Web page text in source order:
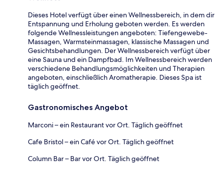
Dieses Hotel verfügt über einen Wellnessbereich, in dem dir
Entspannung und Erholung geboten werden. Es werden
folgende Wellnessleistungen angeboten: Tiefengewebe-
Massagen, Warmsteinmassagen, klassische Massagen und
Gesichtsbehandlungen. Der Wellnessbereich verfügt über
eine Sauna und ein Dampfbad. Im Wellnessbereich werden
verschiedene Behandlungsmöglichkeiten und Therapien
angeboten, einschließlich Aromatherapie. Dieses Spa ist
täglich geöffnet.
Gastronomisches Angebot
Marconi – ein Restaurant vor Ort. Täglich geöffnet
Cafe Bristol – ein Café vor Ort. Täglich geöffnet
Column Bar – Bar vor Ort. Täglich geöffnet